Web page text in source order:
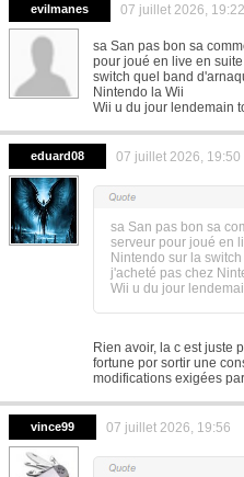
evilmanes 07 juillet 2026, 19:22
sa San pas bon sa
pour joué en live en
switch quel band
Nintendo la Wii
Wii u du jour lendemain
eduard08 07 juillet 2026, 19:50
sa San pas bon sa
serveur pour joué en
Nintendo sur la
j'acheté pas chez
Wii u du jour
Rien avoir, la c est juste
fortune por sortir une
modifications exigées
vince99 07 juillet 2026, 19:56